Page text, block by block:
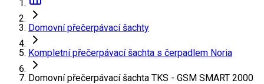
Domovní přečerpávací šachty
Kompletní přečerpávací šachta s čerpadlem Noria
Domovní přečerpávací šachta TKS - GSM SMART 2000